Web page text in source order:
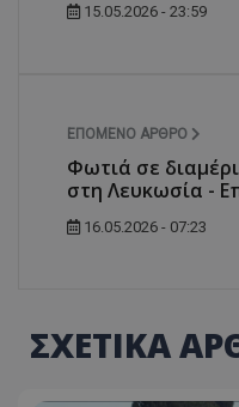
15.05.2026 - 23:59
ΕΠΌΜΕΝΟ ΆΡΘΡΟ
Φωτιά σε
στη Λευκωσία -
16.05.2026 - 07:23
ΣΧΕΤΙΚΑ